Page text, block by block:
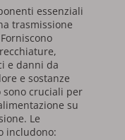
essenziali
trasmissione
e danni da
e sostanze
sono cruciali per
su
Le
includono: